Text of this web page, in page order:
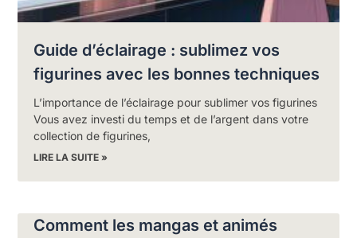
Guide d’éclairage : sublimez vos
figurines avec les bonnes techniques
L’importance de l’éclairage pour sublimer vos figurines
Vous avez investi du temps et de l’argent dans votre
collection de figurines,
LIRE LA SUITE »
Comment les mangas et animés